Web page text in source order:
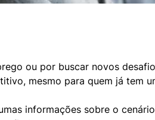
ou por buscar novos
mesmo para quem já tem
informações sobre o